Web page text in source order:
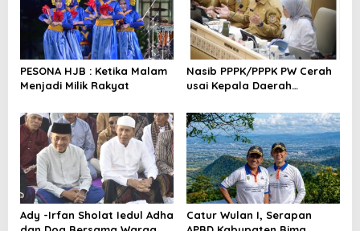
i
p
o
s
PESONA HJB : Ketika Malam
Menjadi Milik Rakyat
Nasib PPPK/PPPK PW Cerah
usai Kepala Daerah
RB dan DPR RI
Ady -Irfan Sholat Iedul Adha
Catur Wulan I, Serapan